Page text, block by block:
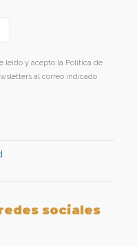
leído y acepto la Política de
al correo indicado
sociales